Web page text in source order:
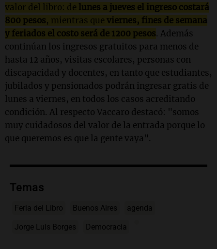
valor del libro: de lunes a jueves el ingreso costará
800 pesos, mientras que viernes, fines de semana
y feriados el costo será de 1200 pesos. Además
continúan los ingresos gratuitos para menos de
hasta 12 años, visitas escolares, personas con
discapacidad y docentes, en tanto que estudiantes,
jubilados y pensionados podrán ingresar gratis de
lunes a viernes, en todos los casos acreditando
condición. Al respecto Vaccaro destacó: "somos
muy cuidadosos del valor de la entrada porque lo
que queremos es que la gente vaya".
Temas
Feria del Libro Buenos Aires agenda
Jorge Luis Borges Democracia